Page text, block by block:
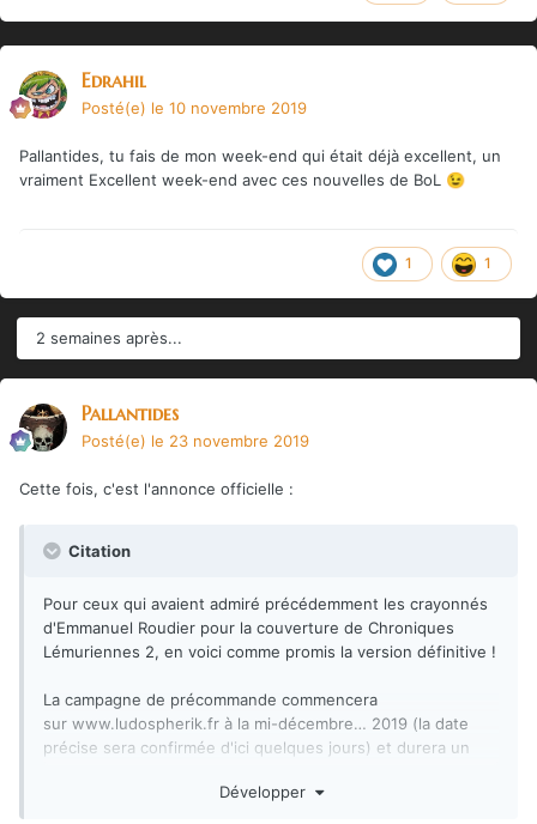
Edrahil
Posté(e) le 10 novembre 2019
Pallantides, tu fais de mon week-end qui était déjà excellent, un
vraiment Excellent week-end avec ces nouvelles de BoL 😉
1 1
2 semaines après...
Pallantides
Posté(e) le 23 novembre 2019
Cette fois, c'est l'annonce officielle :
Citation
Pour ceux qui avaient admiré précédemment les crayonnés
d'Emmanuel Roudier pour la couverture de Chroniques
Lémuriennes 2, en voici comme promis la version définitive !
La campagne de précommande commencera
sur www.ludospherik.fr à la mi-décembre… 2019 (la date
précise sera confirmée d'ici quelques jours) et durera un
(comme d'hab') pour que les expéditions puissent s'étaler
Développer